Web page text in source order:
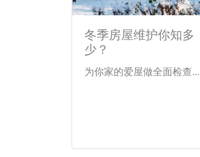
冬季房屋维护你知多
少？
为你家的爱屋做全面检查...